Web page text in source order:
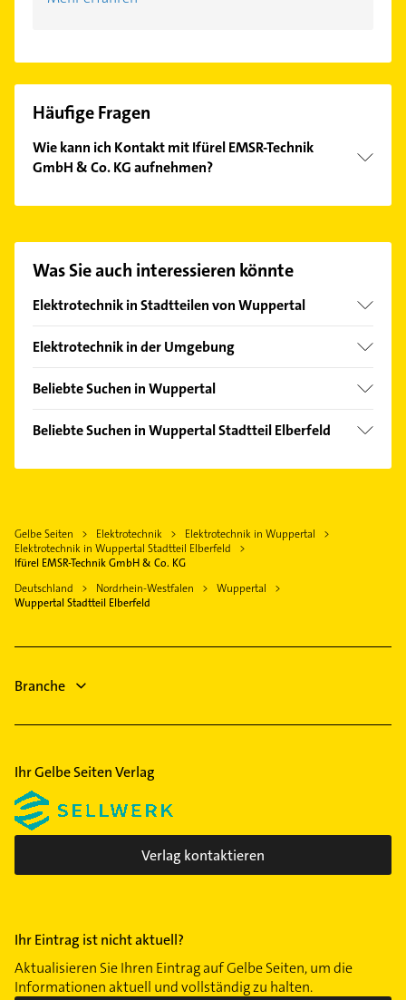
Häufige Fragen
Wie kann ich Kontakt mit Ifürel EMSR-Technik
GmbH & Co. KG aufnehmen?
Hier finden Sie alleKontaktdaten
Was Sie auch interessieren könnte
Elektrotechnik in Stadtteilen von Wuppertal
Barmen
Langerfeld
Vohwinkel
Elektrotechnik in der Umgebung
Solingen
Mettmann
Wermelskirchen
Erkrath
Hilden
Hattingen Ruhr
Beliebte Suchen in Wuppertal
Elektroinstallation
Elektro Reparatur
Immobilienmakler
Kanalreinigung
Schreiner
Beliebte Suchen in Wuppertal Stadtteil Elberfeld
Steuerberater
Physikalische Therapie
Physiotherapie
Krankengymnastik
Fenster
Gelbe Seiten Elektrotechnik
Elektrotechnik in Wuppertal
Elektrotechnik in Wuppertal Stadtteil Elberfeld
Ifürel EMSR-Technik GmbH & Co. KG
Deutschland
Nordrhein-Westfalen
Wuppertal
Wuppertal Stadtteil Elberfeld
Branche
Ihr Gelbe Seiten Verlag
Verlag kontaktieren
Ihr Eintrag ist nicht aktuell?
Aktualisieren Sie Ihren Eintrag auf Gelbe Seiten, um die
Informationen aktuell und vollständig zu halten.